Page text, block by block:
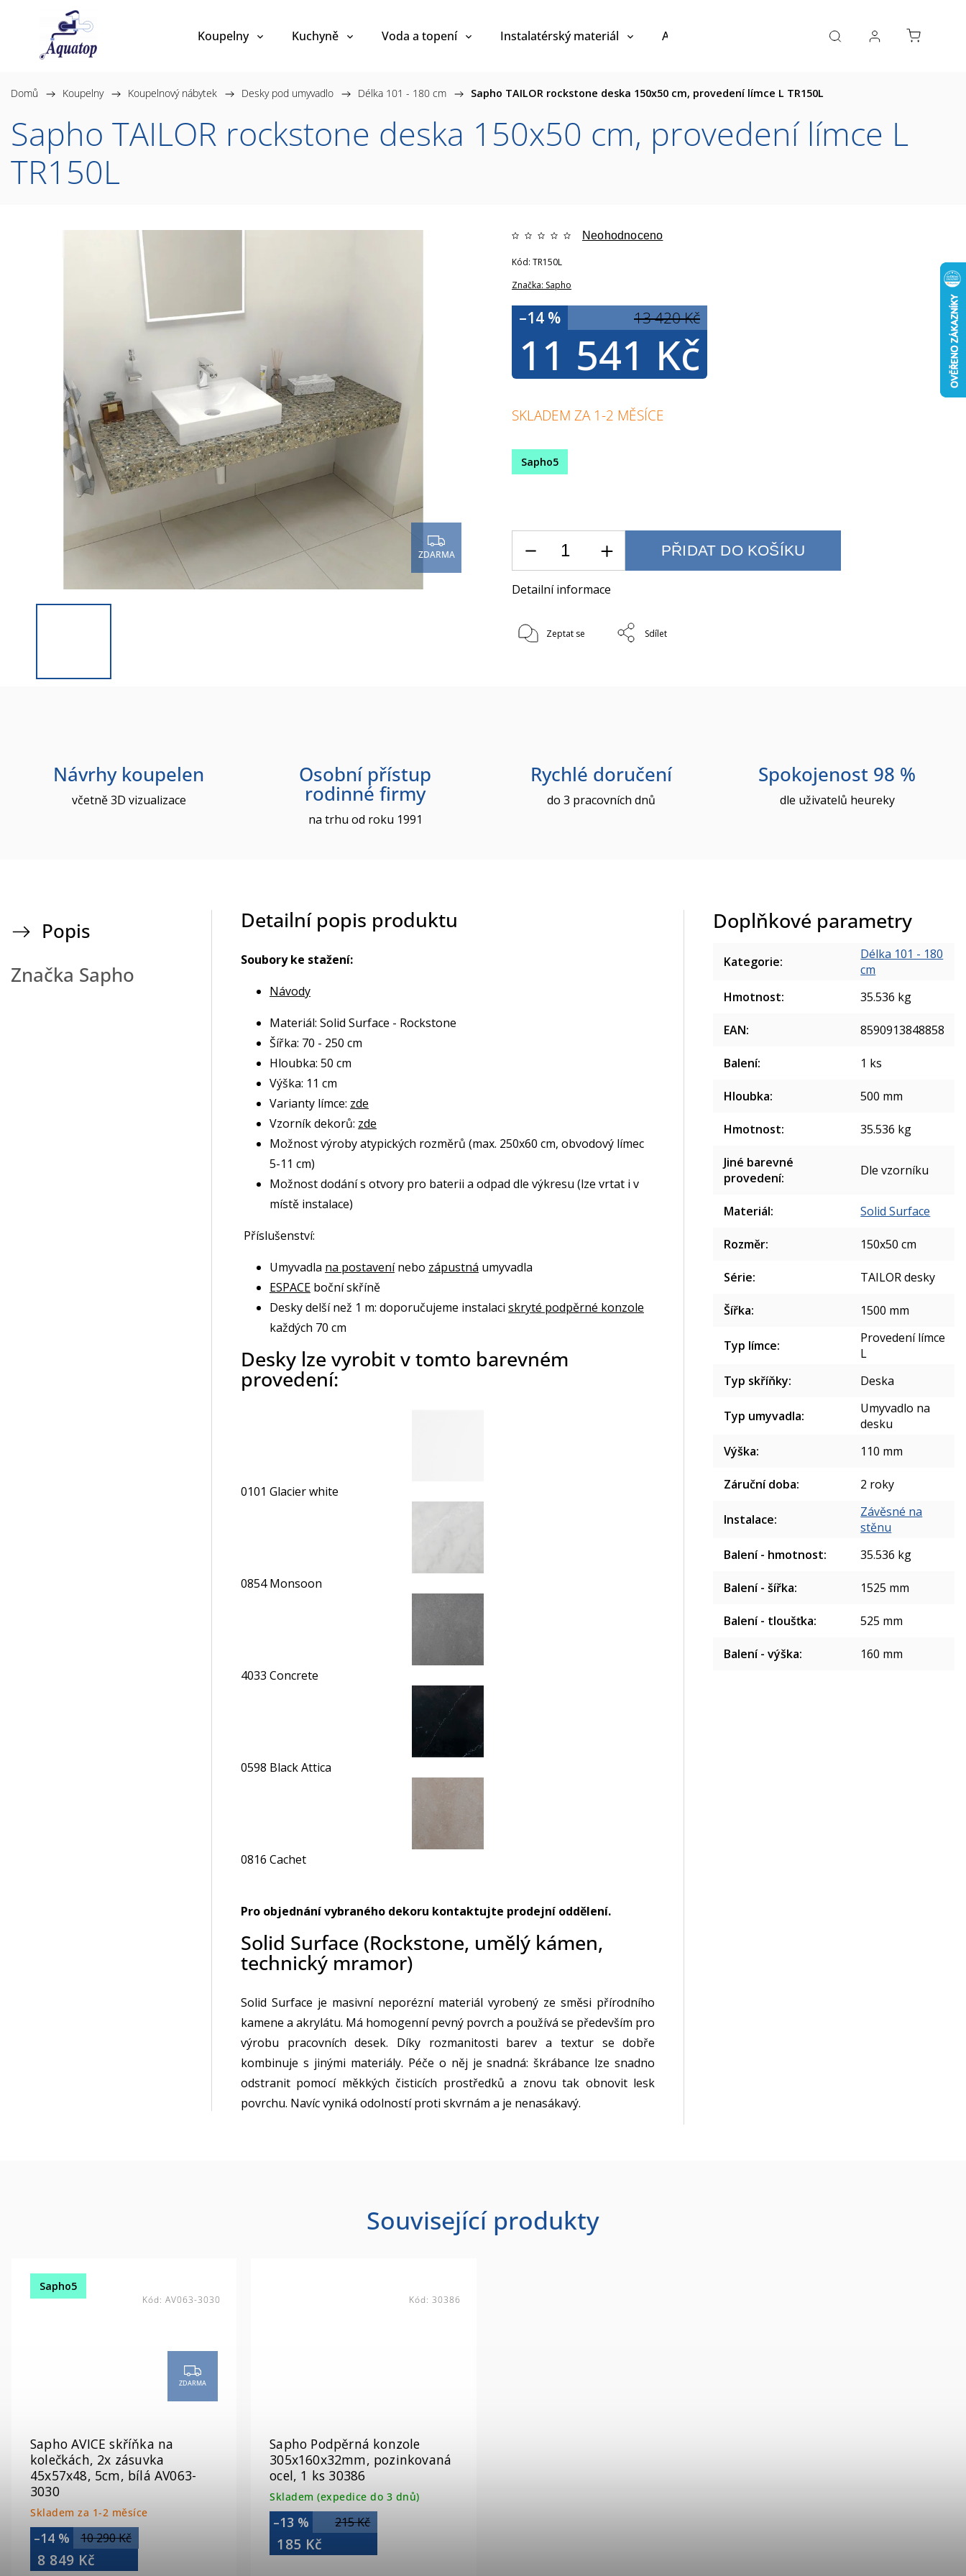
Koupelny Kuchyně Voda a topení Instalatérský materiál Akce a výprodej Návrh koupelny Reference
Domů / Koupelny / Koupelnový nábytek / Desky pod umyvadlo / Délka 101 - 180 cm / Sapho TAILOR rockstone deska 150x50 cm, provedení límce L TR150L
Sapho TAILOR rockstone deska 150x50 cm, provedení límce L
TR150L
ZDARMA
Značka: Sapho
Neohodnoceno
13 420 Kč
–14 %
11 541 Kč
Kód: TR150L
Sapho5
SKLADEM ZA 1-2 MĚSÍCE
PŘIDAT DO KOŠÍKU
Detailní informace
Zeptat se Sdílet
Návrhy koupelen
včetně 3D vizualizace
Osobní přístup
rodinné firmy
na trhu od roku 1991
Rychlé doručení
do 3 pracovních dnů
Spokojenost 98 %
dle uživatelů heureky
Popis
Značka Sapho
Detailní popis produktu
Soubory ke stažení:
Návody
Materiál: Solid Surface - Rockstone
Šířka: 70 - 250 cm
Hloubka: 50 cm
Výška: 11 cm
Varianty límce: zde
Vzorník dekorů: zde
Možnost výroby atypických rozměrů (max. 250x60 cm, obvodový límec
5-11 cm)
Možnost dodání s otvory pro baterii a odpad dle výkresu (lze vrtat i v
místě instalace)
Příslušenství:
Umyvadla na postavenínebo zápustná umyvadla
ESPACE boční skříně
Desky delší než 1 m: doporučujeme instalaci skryté podpěrné konzole
každých 70 cm
Desky lze vyrobit v tomto barevném
provedení:
0101 Glacier white
0854 Monsoon
4033 Concrete
0598 Black Attica
0816 Cachet
Pro objednání vybraného dekoru kontaktujte prodejní oddělení.
Solid Surface (Rockstone, umělý kámen,
technický mramor)
Solid Surface je masivní neporézní materiál vyrobený ze směsi přírodního
kamene a akrylátu. Má homogenní pevný povrch a používá se především pro
výrobu pracovních desek. Díky rozmanitosti barev a textur se dobře
kombinuje s jinými materiály. Péče o něj je snadná: škrábance lze snadno
odstranit pomocí měkkých čisticích prostředků a znovu tak obnovit lesk
povrchu. Navíc vyniká odolností proti skvrnám a je nenasákavý.
Doplňkové parametry
Kategorie:
Délka 101 - 180
cm
Hmotnost: 35.536 kg
EAN: 8590913848858
Balení: 1 ks
Hloubka: 500 mm
Hmotnost: 35.536 kg
Jiné barevné
provedení: Dle vzorníku
Materiál: Solid Surface
Rozměr: 150x50 cm
Série: TAILOR desky
Šířka: 1500 mm
Typ límce:
Provedení límce
L
Typ skříňky: Deska
Typ umyvadla:
Umyvadlo na
desku
Výška: 110 mm
Záruční doba: 2 roky
Instalace:
Závěsné na
stěnu
Balení - hmotnost: 35.536 kg
Balení - šířka: 1525 mm
Balení - tloušťka: 525 mm
Balení - výška: 160 mm
Související produkty
Sapho5
ZDARMA
Sapho AVICE skříňka na
kolečkách, 2x zásuvka
45x57x48, 5cm, bílá AV063-
3030
Skladem za 1-2 měsíce
10 290 Kč
–14 %
8 849 Kč
Kód:AV063-3030
Sapho Podpěrná konzole
305x160x32mm, pozinkovaná
ocel, 1 ks 30386
Skladem (expedice do 3 dnů)
215 Kč
–13 %
185 Kč
Kód: 30386